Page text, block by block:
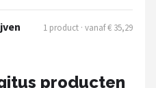
1 product · vanaf € 35,29
producten